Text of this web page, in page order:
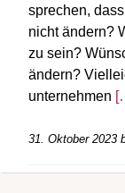
sprechen,
nicht ändern?
zu sein?
ändern?
unternehmen
31. Oktober 2023